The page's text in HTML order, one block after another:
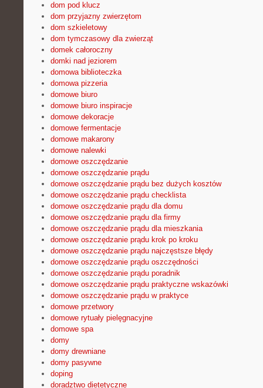
dom pod klucz
dom przyjazny zwierzętom
dom szkieletowy
dom tymczasowy dla zwierząt
domek całoroczny
domki nad jeziorem
domowa biblioteczka
domowa pizzeria
domowe biuro
domowe biuro inspiracje
domowe dekoracje
domowe fermentacje
domowe makarony
domowe nalewki
domowe oszczędzanie
domowe oszczędzanie prądu
domowe oszczędzanie prądu bez dużych kosztów
domowe oszczędzanie prądu checklista
domowe oszczędzanie prądu dla domu
domowe oszczędzanie prądu dla firmy
domowe oszczędzanie prądu dla mieszkania
domowe oszczędzanie prądu krok po kroku
domowe oszczędzanie prądu najczęstsze błędy
domowe oszczędzanie prądu oszczędności
domowe oszczędzanie prądu poradnik
domowe oszczędzanie prądu praktyczne wskazówki
domowe oszczędzanie prądu w praktyce
domowe przetwory
domowe rytuały pielęgnacyjne
domowe spa
domy
domy drewniane
domy pasywne
doping
doradztwo dietetyczne